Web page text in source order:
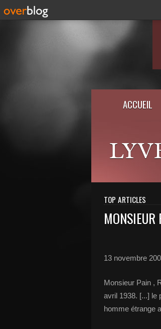
ACCUEIL
TOP ARTICLES
MONSIEUR
13 novembre
Monsieur Pain ,
avril 1938. [...] le
homme étrange